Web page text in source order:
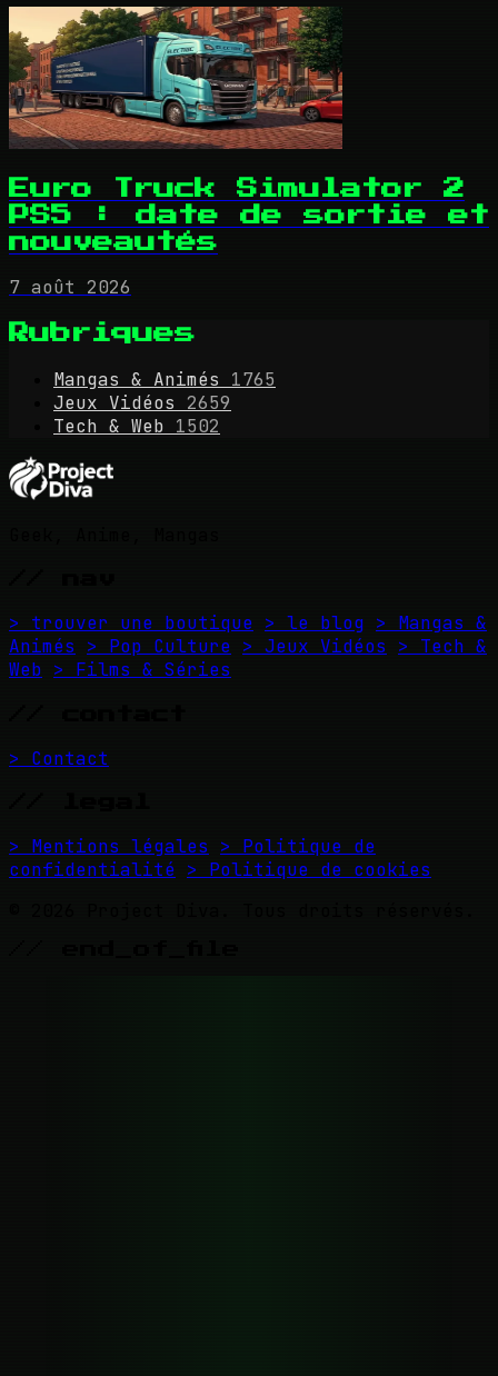
Euro Truck Simulator 2
PS5 : date de sortie et
nouveautés
7 août 2026
Rubriques
Mangas & Animés
1765
Jeux Vidéos
2659
Tech & Web 1502
> trouver une boutique > le blog > Mangas &
Animés
> Pop Culture > Jeux Vidéos
> Tech &
Web > Films & Séries
> Contact
> Mentions légales
> Politique de
confidentialité > Politique de cookies